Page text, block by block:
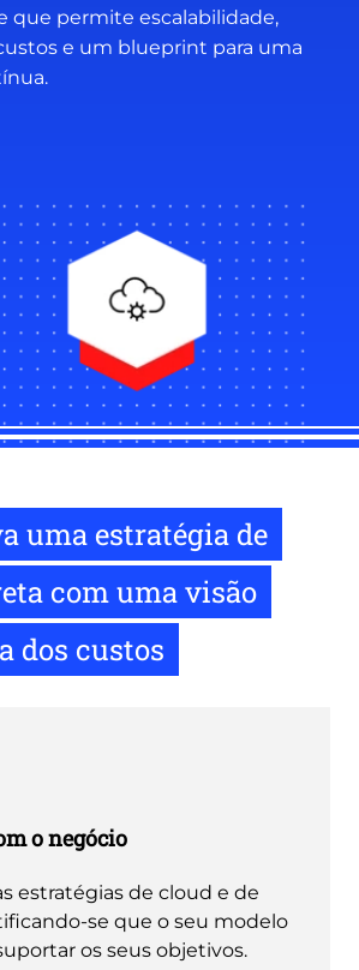
que permite escalabilidade,
e um blueprint para uma
uma estratégia de
com uma visão
dos custos
o negócio
estratégias de cloud e de
se que o seu modelo
os seus objetivos.